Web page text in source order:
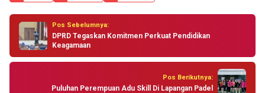
Pos Sebelumnya:
DPRD Tegaskan Komitmen Perkuat Pendidikan
Keagamaan
Pos Berikutnya:
Puluhan Perempuan Adu Skill Di Lapangan Padel